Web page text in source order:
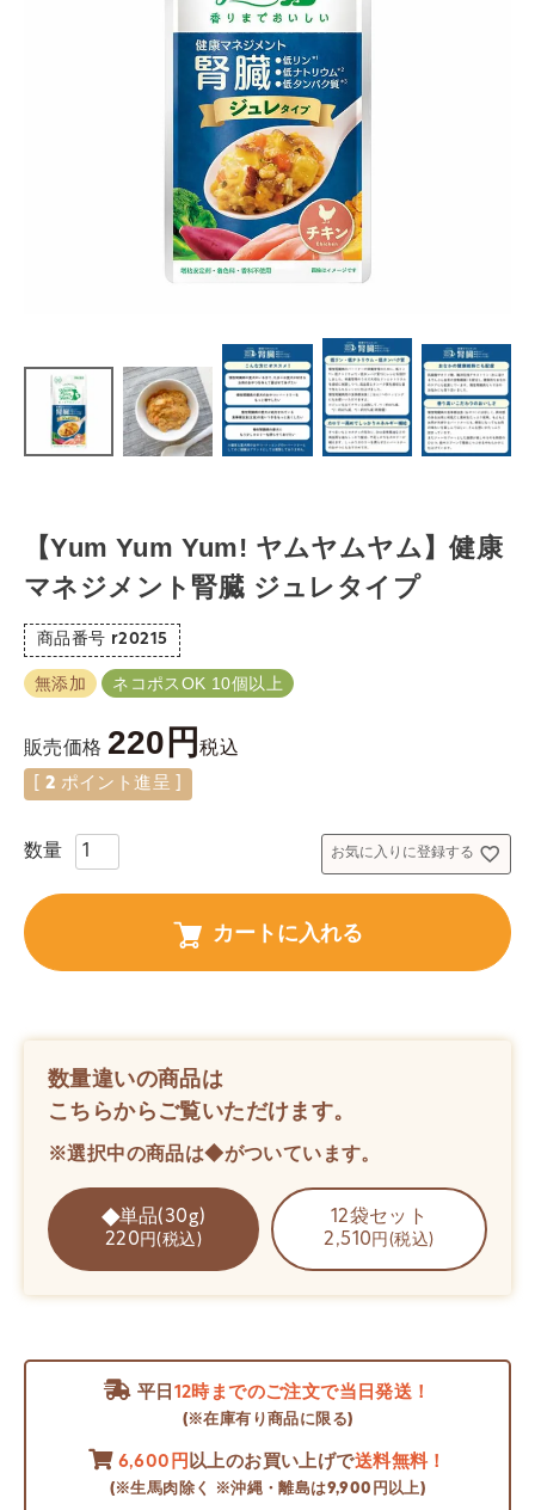
【Yum Yum Yum! ヤムヤムヤム】健康
マネジメント腎臓 ジュレタイプ
商品番号 r20215
無添加 ネコポスOK 10個以上
販売価格 220 税込
2 ポイント進呈 ]
お気に入りに登録する
カートに入れる
数量違いの商品は
こちらからご覧いただけます。
※選択中の商品は◆がついています。
単品(30g)
220 円(税込)
12袋セット
2,510 円(税込)
平日 12時までのご注文で当日発送！
(※在庫有り商品に限る)
6,600円 以上のお買い上げで送料無料！
(※生馬肉除く ※沖縄・離島は9,900円以上)